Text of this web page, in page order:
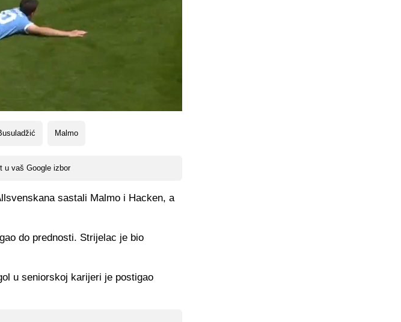
Malmo
u vaš Google izbor
sastali Malmo i Hacken, a
do prednosti. Strijelac je bio
u seniorskoj karijeri je postigao